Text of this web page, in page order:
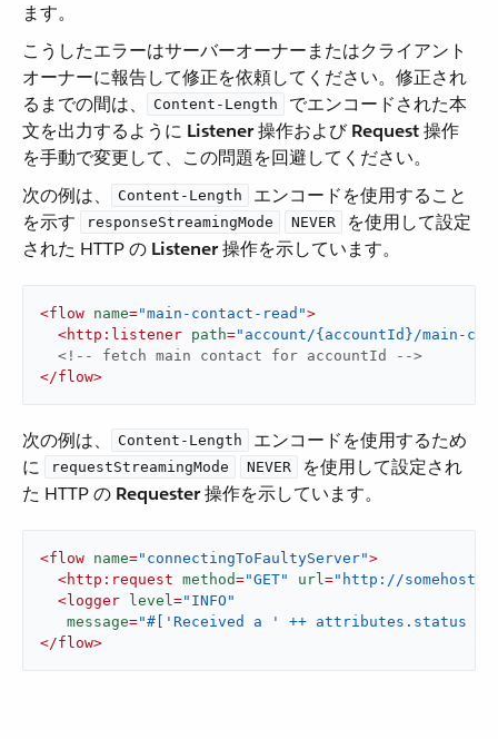
ます。
こうしたエラーはサーバーオーナーまたはクライアント
オーナーに報告して修正を依頼してください。修正され
るまでの間は、​
Content-Length
​ でエンコードされた本
文を出力するように ​ Listener​ 操作および ​Request​ 操作
を手動で変更して、この問題を回避してください。
次の例は、​
Content-Length
​ エンコードを使用すること
を示す ​
responseStreamingMode NEVER
​ を使用して設定
された HTTP の ​ Listener​ 操作を示しています。
<flow name="main-contact-read">
<http:listener path="account/{accountId}/main-
<!-- fetch main contact for accountId -->
</flow>
次の例は、​ Content-Length
​ エンコードを使用するため
に ​
requestStreamingMode NEVER
​ を使用して設定され
た HTTP の ​ Requester​ 操作を示しています。
<flow name="connectingToFaultyServer">
<http:request method="GET" url="http://
<logger level="INFO"
message="#['Received a ' ++ attributes.status
</flow>